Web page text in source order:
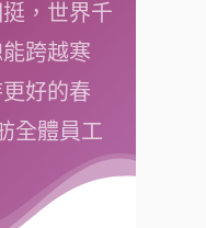
，世界千
跨越寒
好的春
全體員工